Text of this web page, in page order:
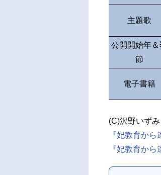
主題歌
公開開始年＆
節
電子書籍
(C)沢野いず
『妃教育か
『妃教育から